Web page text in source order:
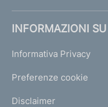
INFORMAZIONI
Informativa Privacy
Preferenze cookie
Disclaimer